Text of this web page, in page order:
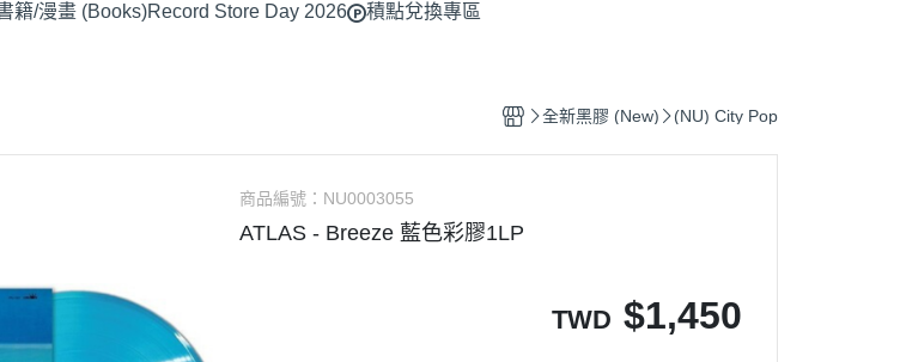
Classic Rock 經典搖滾
Hard Rock 硬搖滾
Hop 嘻哈
(SC) Blues 藍調
(SC) Classic Rock 經典搖滾
(SC) Country 鄉村
(SC) Electronic 電子樂
(EP) Funk, Soul 放克＆靈魂
(EP) Hip-Hop 嘻哈
(EP) 70s-80s J-Pop
(CD) Electronic 電子樂
(CD) Funk, Soul 放克＆靈魂
(CD) J-Pop 日本流行
(CD) Jazz 爵士
鐵三角 audio - technica
籍/漫畫 (Books)Record Store Day 2026 積點兌換專區
全新黑膠 (New) (NU) City Pop
商品編號： NU0003055
ATLAS - Breeze 藍色彩膠1LP
TWD $1,450